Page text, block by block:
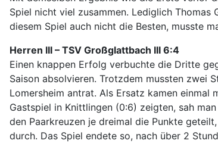
Spiel nicht viel zusammen. Lediglich
diesem Spiel auch nicht die Besten, musste
Herren III – TSV Großglattbach III 6:4
Einen knappen Erfolg verbuchte die Dritte
Saison absolvieren. Trotzdem mussten zwei
Lomersheim antrat. Als Ersatz kamen einmal
Gastspiel in Knittlingen (0:6) zeigten, sah
den Paarkreuzen je dreimal die Punkte
durch. Das Spiel endete so, nach über 2